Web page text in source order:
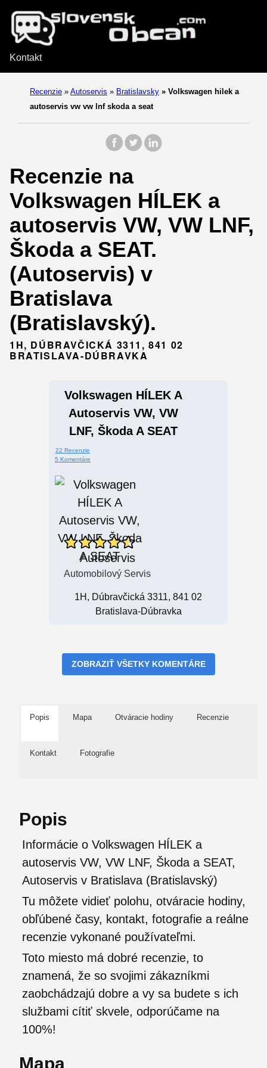
Kontakt
Recenzie » Autoservis » Bratislavsky » Volkswagen hilek a
autoservis vw vw lnf skoda a seat
Recenzie na
Volkswagen HÍLEK a
autoservis VW, VW LNF,
Škoda a SEAT.
(Autoservis) v
Bratislava
(Bratislavský).
1H, DÚBRAVČICKÁ 3311, 841 02
BRATISLAVA-DÚBRAVKA
Volkswagen HÍLEK A
Autoservis VW, VW
LNF, Škoda A SEAT
22 Recenzie
5 Komentáre
Autoservis
Automobilový Servis
1H, Dúbravčická 3311, 841 02
Bratislava-Dúbravka
ZOBRAZIŤ VŠETKY KOMENTÁRE
Popis Mapa Otváracie hodiny Recenzie
Kontakt Fotografie
Popis
Informácie o Volkswagen HÍLEK a
autoservis VW, VW LNF, Škoda a SEAT,
Autoservis v Bratislava (Bratislavský)
Tu môžete vidieť polohu, otváracie hodiny,
obľúbené časy, kontakt, fotografie a reálne
recenzie vykonané používateľmi.
Toto miesto má dobré recenzie, to
znamená, že so svojimi zákazníkmi
zaobchádzajú dobre a vy sa budete s ich
službami cítiť skvele, odporúčame na
100%!
Mapa